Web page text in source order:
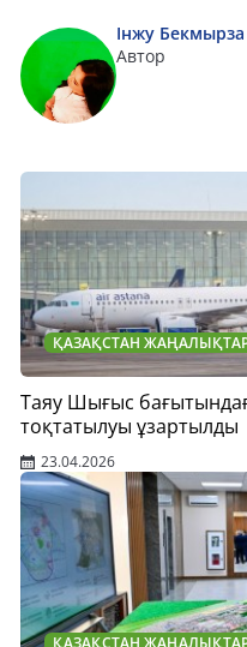
Інжу Бекмырза
Автор
ҚАЗАҚСТАН
Таяу Шығыс
тоқтатылуы ұзартылды
23.04.2026